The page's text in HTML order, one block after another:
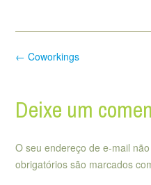
Post
← Coworkings
Deixe um
O seu endereço de e-mail
obrigatórios são marcados